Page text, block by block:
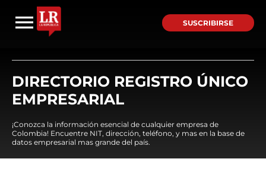
SUSCRIBIRSE
DIRECTORIO REGISTRO ÚNICO
EMPRESARIAL
¡Conozca la información esencial de cualquier empresa de
Colombia! Encuentre NIT, dirección, teléfono, y mas en la base de
datos empresarial mas grande del país.